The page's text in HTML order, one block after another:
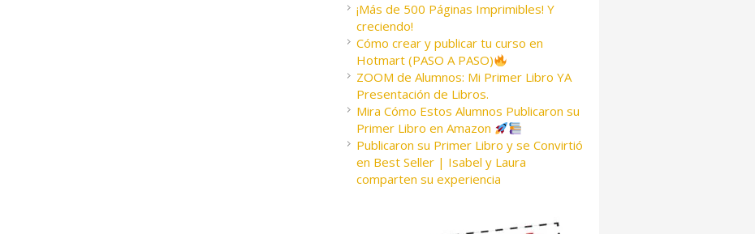
¡Más de 500 Páginas Imprimibles! Y
creciendo!
Cómo crear y publicar tu curso en
Hotmart (PASO A PASO)
ZOOM de Alumnos: Mi Primer Libro YA
Presentación de Libros.
Mira Cómo Estos Alumnos Publicaron su
Primer Libro en Amazon
Publicaron su Primer Libro y se Convirtió
en Best Seller | Isabel y Laura
comparten su experiencia